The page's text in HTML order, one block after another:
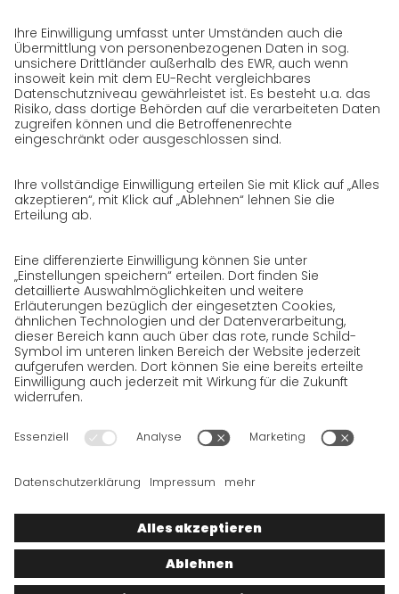
Karriere
GO! als Arbeitgeber
Arbeitsbereiche
Jobs & Karriere
Initiativbewerbung bei GO!
Datenschutz
Datenschutzerklärung für Website
Datenschutzerklärung für GeschäftspartnerInnen
SendungsempfängerInnen
Datenschutzerklärung BewerberInnen
Datenschutzerklärung Webportal
Datenschutzerklärung Social Media
Datenschutzerklärung GO! App
Impressum
BGB
Rechtshinweise
Cookies
ausschließlich Ihrer Information dienen, wurden daher mit
größter Sorgfalt erstellt. Bitte haben Sie jedoch Verständnis
zugrunde gelegten Rahmenbedingungen, auf die wir nur
bedingt Einfluss haben, dies zulassen. Wir müssen daher die
Richtigkeit, Vollständigkeit, ableitbare Zusicherungen und
Aktualität der Inhalte keine Gewähr übernehmen können.